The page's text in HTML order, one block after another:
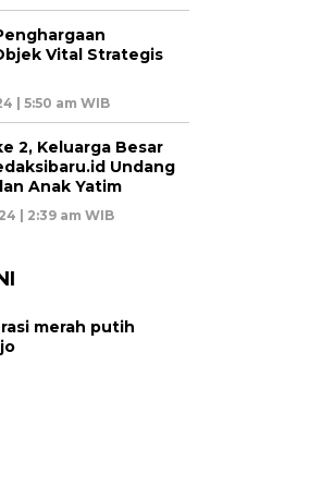
Vital Strategis
| 5:50 am WIB
2, Keluarga Besar
Undang
Anak Yatim
| 2:39 am WIB
merah putih